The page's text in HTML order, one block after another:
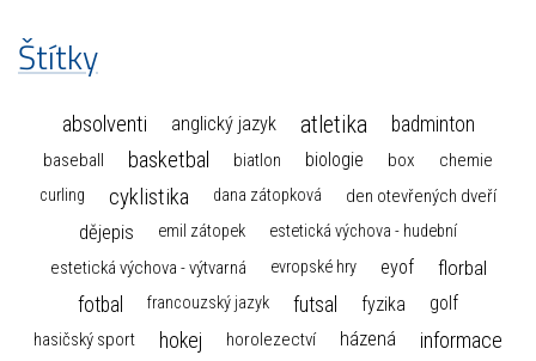
Štítky
absolventi anglický jazyk atletika badminton
baseball basketbal biatlon biologie box chemie
curling cyklistika dana zátopková den otevřených dveří
dějepis emil zátopek estetická výchova - hudební
estetická výchova - výtvarná evropské hry eyof florbal
fotbal francouzský jazyk futsal fyzika golf
hasičský sport hokej horolezectví házená informace